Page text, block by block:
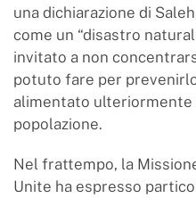
una dichiarazione di
come un “disastro
invitato a non
potuto fare per
alimentato ulteriormente
popolazione.
Nel frattempo, la
Unite ha espresso